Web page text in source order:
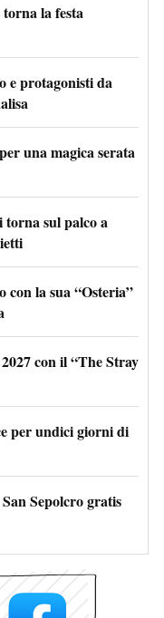
la festa
e protagonisti da
una magica serata
torna sul palco a
con la sua “Osteria”
con il “The Stray
per undici giorni di
Sepolcro gratis